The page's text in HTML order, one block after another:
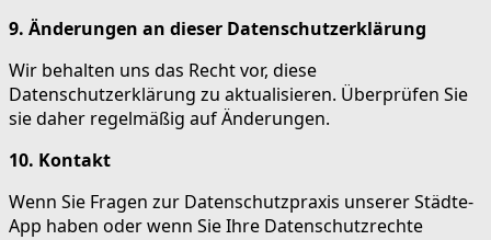
9. Änderungen an dieser Datenschutzerklärung
Wir behalten uns das Recht vor, diese
Datenschutzerklärung zu aktualisieren. Überprüfen Sie
sie daher regelmäßig auf Änderungen.
10. Kontakt
Wenn Sie Fragen zur Datenschutzpraxis unserer Städte-
App haben oder wenn Sie Ihre Datenschutzrechte